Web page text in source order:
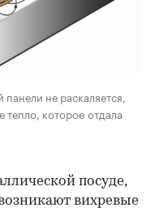
не раскаляется,
тепло, которое отдала
посуде,
вихревые